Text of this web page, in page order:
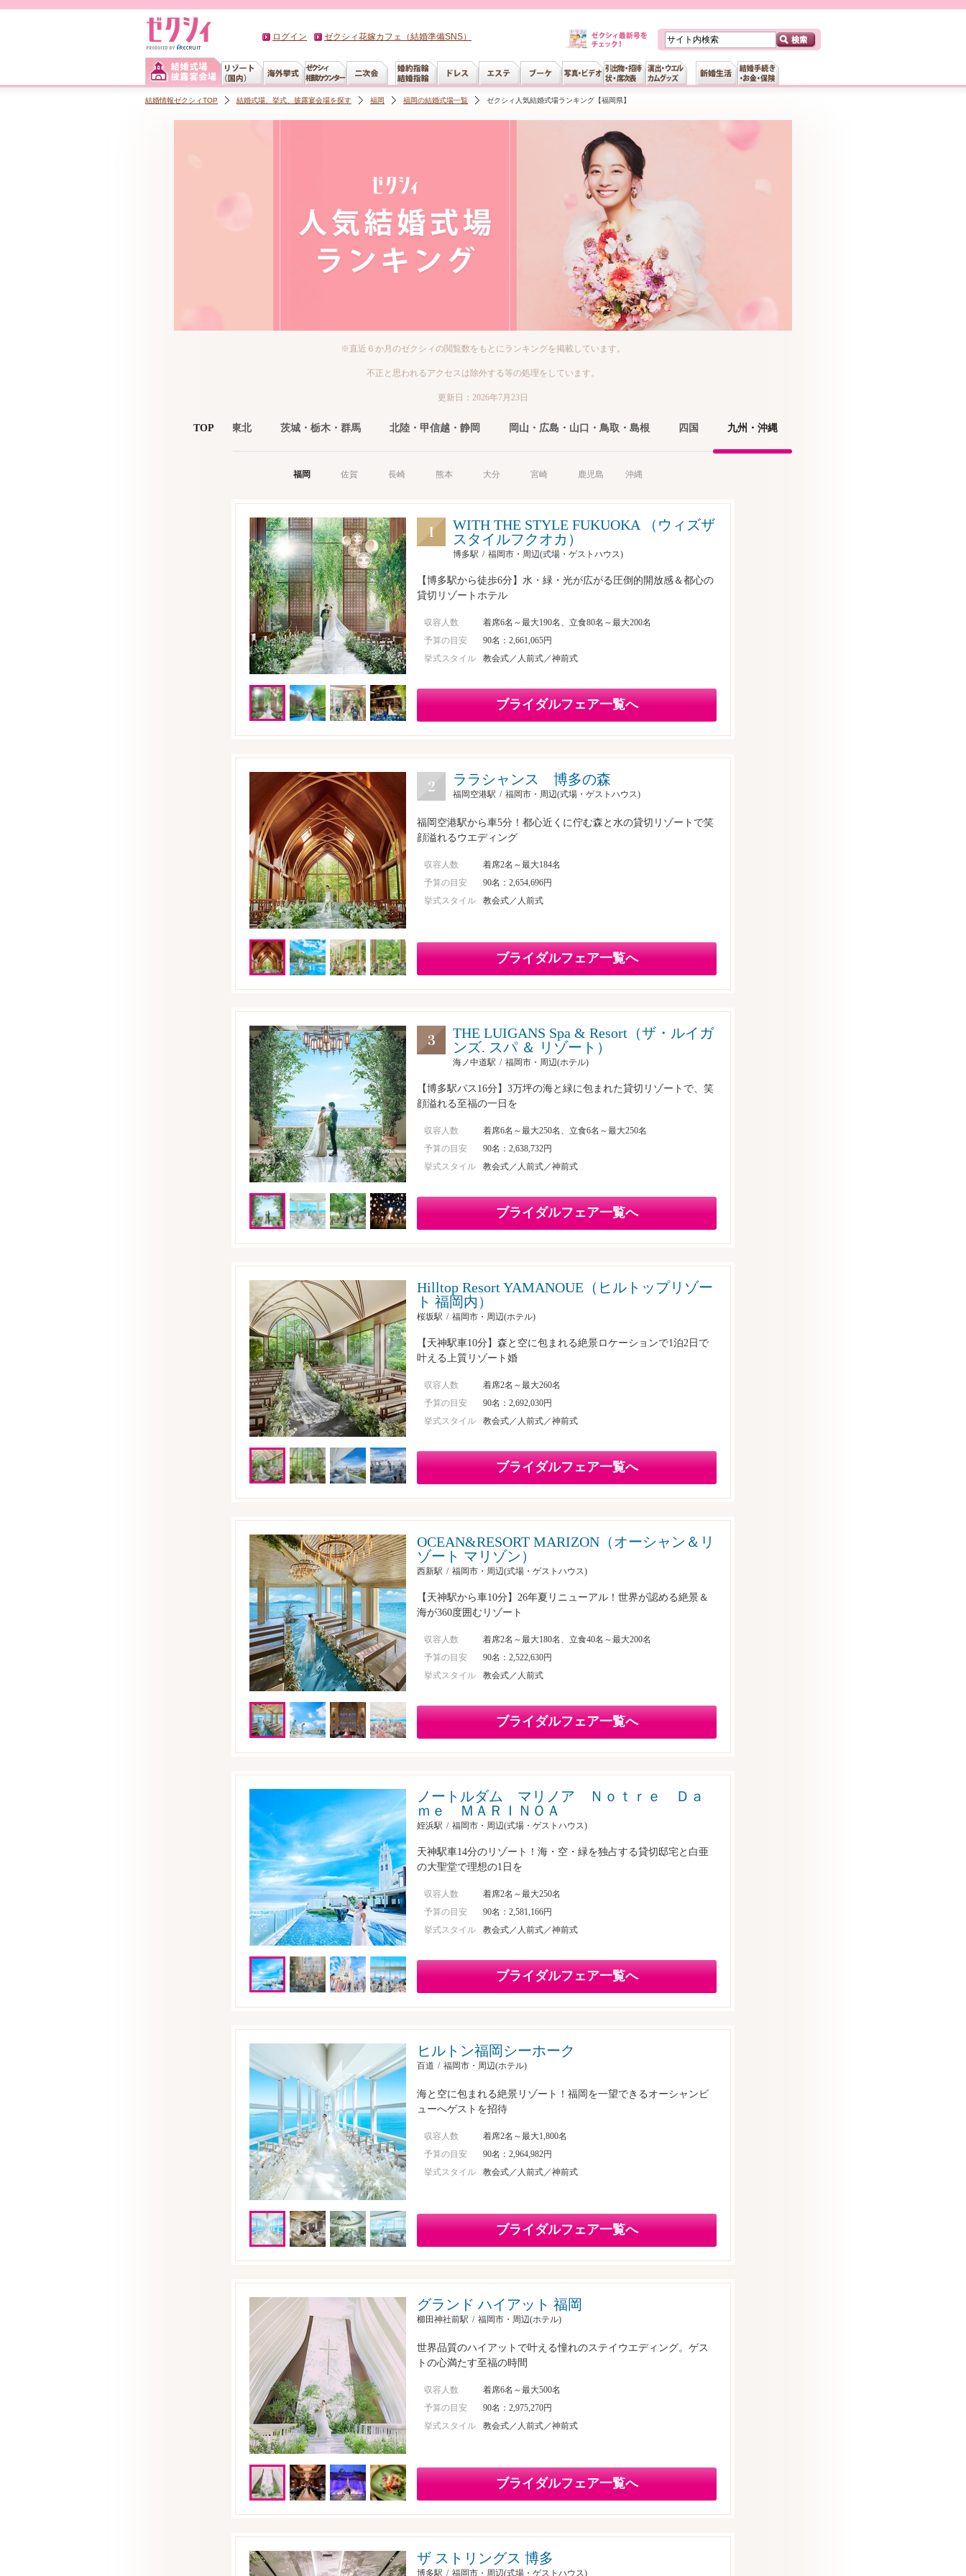
ログイン ゼクシィ花嫁カフェ（結婚準備SNS）
結婚情報ゼクシィTOP 結婚式場、挙式、披露宴会場を探す 福岡 福岡の結婚式場一覧 ゼクシィ人気結婚式場ランキング【福岡県】
※直近６か月のゼクシィの閲覧数をもとにランキングを掲載しています。
不正と思われるアクセスは除外する等の処理をしています。
更新日：2026年7月23日
TOP
北海道 東北 茨城・栃木・群馬 北陸・甲信越・静岡 岡山・広島・山口・鳥取・島根 四国 九州・沖縄
福岡 佐賀 長崎 熊本 大分 宮崎 鹿児島 沖縄
WITH THE STYLE FUKUOKA （ウィズザ
スタイルフクオカ）
博多駅 福岡市・周辺(式場・ゲストハウス)
【博多駅から徒歩6分】水・緑・光が広がる圧倒的開放感＆都心の
貸切リゾートホテル
収容人数
着席6名～最大190名、立食80名～最大200名
予算の目安
90名：2,661,065円
挙式スタイル
教会式／人前式／神前式
ブライダルフェア一覧へ
ララシャンス 博多の森
福岡空港駅 福岡市・周辺(式場・ゲストハウス)
福岡空港駅から車5分！都心近くに佇む森と水の貸切リゾートで笑
顔溢れるウエディング
収容人数
着席2名～最大184名
予算の目安
90名：2,654,696円
挙式スタイル
教会式／人前式
ブライダルフェア一覧へ
THE LUIGANS Spa & Resort（ザ・ルイガ
ンズ. スパ ＆ リゾート）
海ノ中道駅 福岡市・周辺(ホテル)
【博多駅バス16分】3万坪の海と緑に包まれた貸切リゾートで、笑
顔溢れる至福の一日を
収容人数
着席6名～最大250名、立食6名～最大250名
予算の目安
90名：2,638,732円
挙式スタイル
教会式／人前式／神前式
ブライダルフェア一覧へ
Hilltop Resort YAMANOUE（ヒルトップリゾー
ト 福岡内）
桜坂駅 福岡市・周辺(ホテル)
【天神駅車10分】森と空に包まれる絶景ロケーションで1泊2日で
叶える上質リゾート婚
収容人数
着席2名～最大260名
予算の目安
90名：2,692,030円
挙式スタイル
教会式／人前式／神前式
ブライダルフェア一覧へ
OCEAN&RESORT MARIZON（オーシャン＆リ
ゾート マリゾン）
西新駅 福岡市・周辺(式場・ゲストハウス)
【天神駅から車10分】26年夏リニューアル！世界が認める絶景＆
海が360度囲むリゾート
収容人数
着席2名～最大180名、立食40名～最大200名
予算の目安
90名：2,522,630円
挙式スタイル
教会式／人前式
ブライダルフェア一覧へ
ノートルダム マリノア Ｎｏｔｒｅ Ｄａ
ｍｅ ＭＡＲＩＮＯＡ
姪浜駅 福岡市・周辺(式場・ゲストハウス)
天神駅車14分のリゾート！海・空・緑を独占する貸切邸宅と白亜
の大聖堂で理想の1日を
収容人数
着席2名～最大250名
予算の目安
90名：2,581,166円
挙式スタイル
教会式／人前式／神前式
ブライダルフェア一覧へ
ヒルトン福岡シーホーク
百道 福岡市・周辺(ホテル)
海と空に包まれる絶景リゾート！福岡を一望できるオーシャンビ
ューへゲストを招待
収容人数
着席2名～最大1,800名
予算の目安
90名：2,964,982円
挙式スタイル
教会式／人前式／神前式
ブライダルフェア一覧へ
グランド ハイアット 福岡
櫛田神社前駅 福岡市・周辺(ホテル)
世界品質のハイアットで叶える憧れのステイウエディング。ゲス
トの心満たす至福の時間
収容人数
着席6名～最大500名
予算の目安
90名：2,975,270円
挙式スタイル
教会式／人前式／神前式
ブライダルフェア一覧へ
ザ ストリングス 博多
博多駅 福岡市・周辺(式場・ゲストハウス)